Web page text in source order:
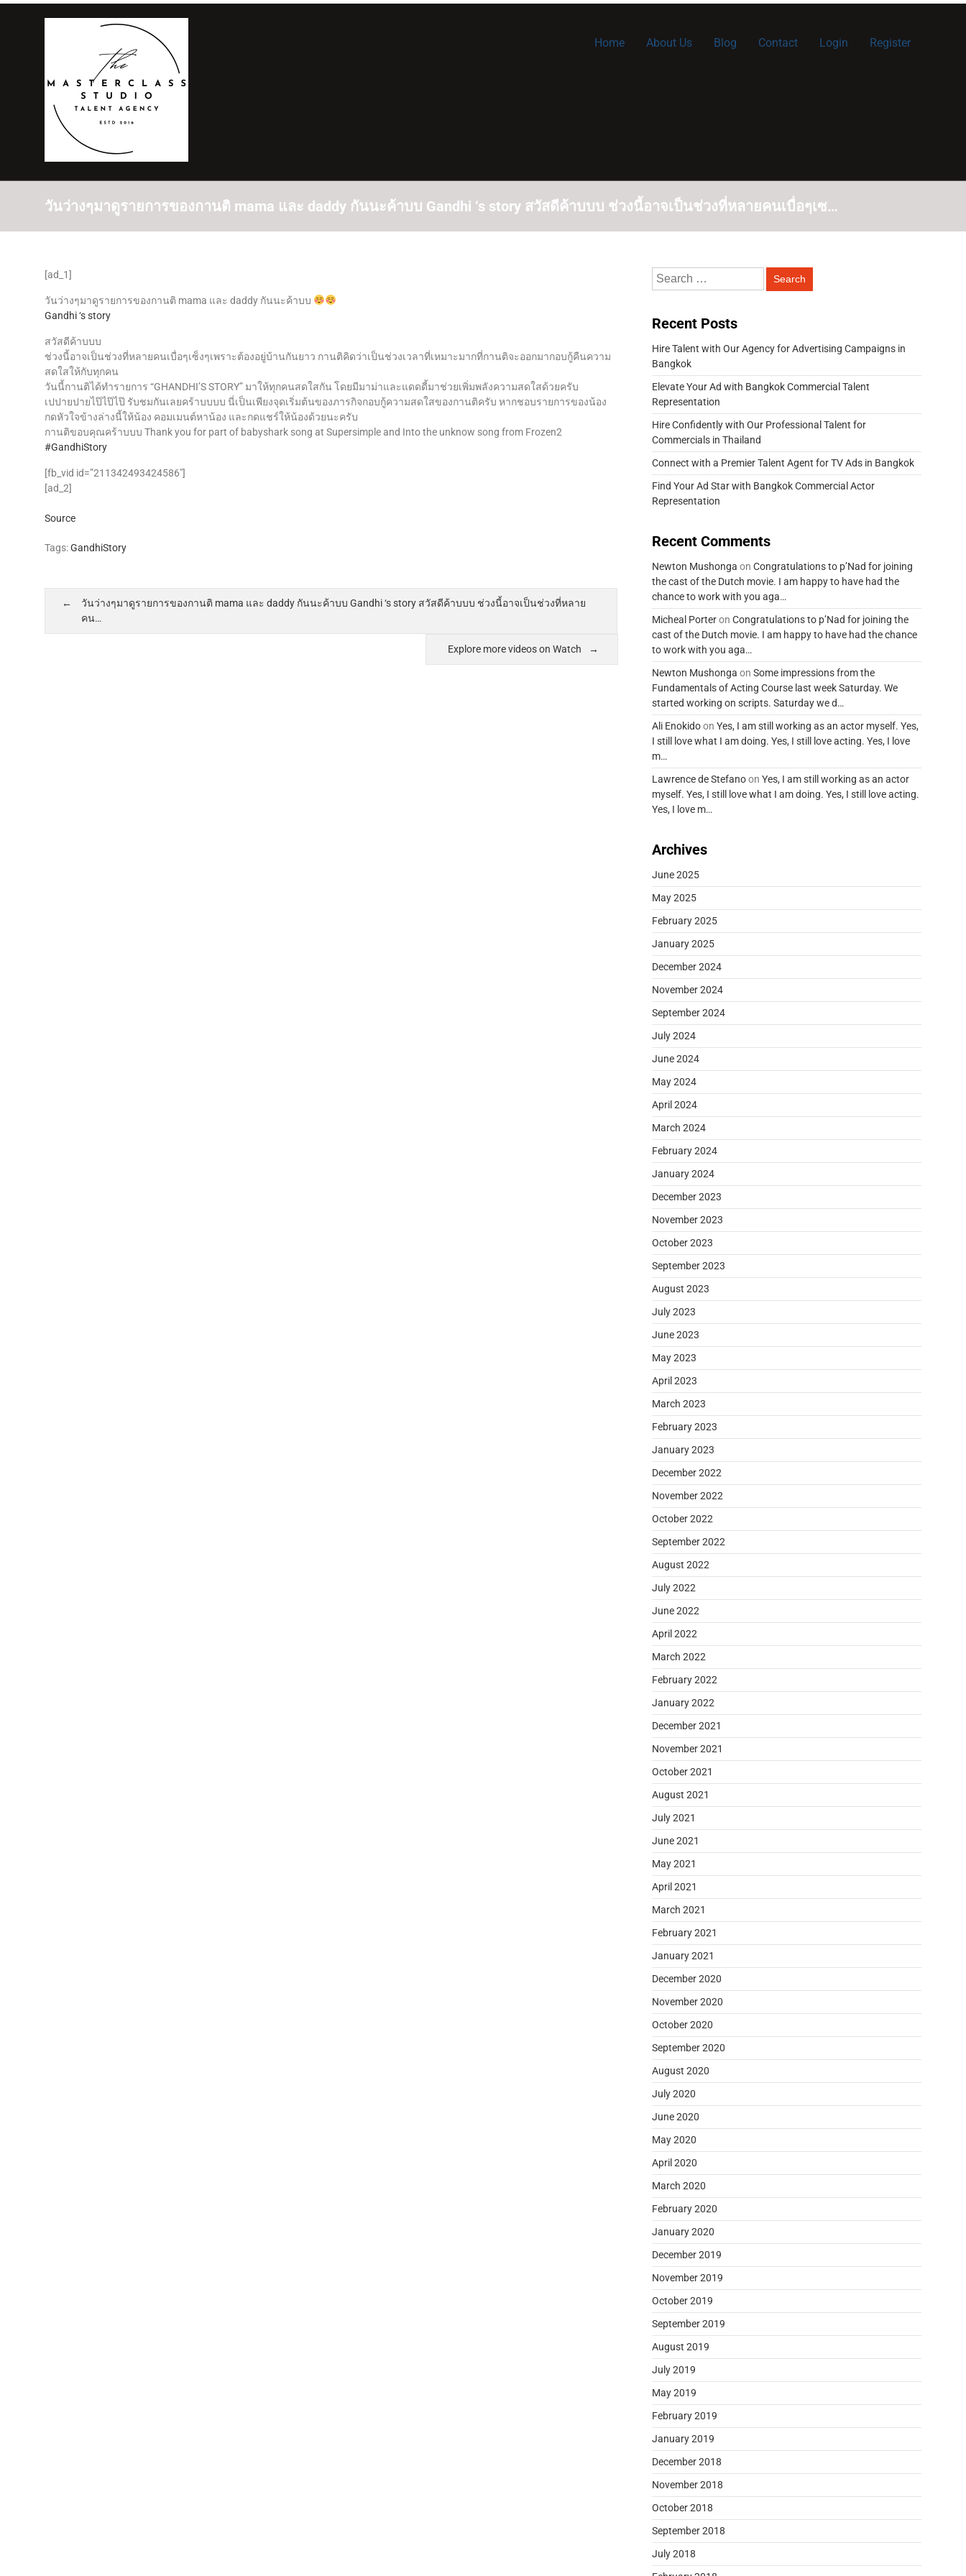
Home About Us Blog Contact Login Register
วันว่างๆมาดูรายการของกานติ mama และ daddy กันนะค้าบบ Gandhi ‘s story สวัสดีค้าบบบ ช่วงนี้อาจเป็นช่วงที่หลายคนเบื่อๆเซ…
[ad_1]
วันว่างๆมาดูรายการของกานติ mama และ daddy กันนะค้าบบ
Gandhi ‘s story
สวัสดีค้าบบบ
ช่วงนี้อาจเป็นช่วงที่หลายคนเบื่อๆเซ็งๆเพราะต้องอยู่บ้านกันยาว กานติคิดว่าเป็นช่วงเวลาที่เหมาะมากที่กานติจะออกมากอบกู้คืนความ
สดใสให้กับทุกคน
วันนี้กานติได้ทำรายการ “GHANDHI’S STORY” มาให้ทุกคนสดใสกัน โดยมีมาม่าและแดดดี้มาช่วยเพิ่มพลังความสดใสด้วยครับ
เปปายปายไป๊ไป๊ไป๊ รับชมกันเลยคร้าบบบบ นี่เป็นเพียงจุดเริ่มต้นของภารกิจกอบกู้ความสดใสของกานติครับ หากชอบรายการของน้อง
กดหัวใจข้างล่างนี้ให้น้อง คอมเมนต์หาน้อง และกดแชร์ให้น้องด้วยนะครับ
กานติขอบคุณคร้าบบบ Thank you for part of babyshark song at Supersimple and Into the unknow song from Frozen2
#GandhiStory
[fb_vid id=”211342493424586″]
[ad_2]
Source
Tags:GandhiStory
วันว่างๆมาดูรายการของกานติ mama และ daddy กันนะค้าบบ Gandhi ‘s story สวัสดีค้าบบบ ช่วงนี้อาจเป็นช่วงที่หลาย
คน…
Explore more videos on Watch
Recent Posts
Hire Talent with Our Agency for Advertising Campaigns in
Bangkok
Elevate Your Ad with Bangkok Commercial Talent
Representation
Hire Confidently with Our Professional Talent for
Commercials in Thailand
Connect with a Premier Talent Agent for TV Ads in Bangkok
Find Your Ad Star with Bangkok Commercial Actor
Representation
Recent Comments
Newton Mushonga onCongratulations to p’Nad for joining
the cast of the Dutch movie. I am happy to have had the
chance to work with you aga…
Micheal PorteronCongratulations to p’Nad for joining the
cast of the Dutch movie. I am happy to have had the chance
to work with you aga…
Newton Mushonga onSome impressions from the
Fundamentals of Acting Course last week Saturday. We
started working on scripts. Saturday we d…
Ali EnokidoonYes, I am still working as an actor myself. Yes,
I still love what I am doing. Yes, I still love acting. Yes, I love
m…
Lawrence de StefanoonYes, I am still working as an actor
myself. Yes, I still love what I am doing. Yes, I still love acting.
Yes, I love m…
Archives
June 2025
May 2025
February 2025
January 2025
December 2024
November 2024
September 2024
July 2024
June 2024
May 2024
April 2024
March 2024
February 2024
January 2024
December 2023
November 2023
October 2023
September 2023
August 2023
July 2023
June 2023
May 2023
April 2023
March 2023
February 2023
January 2023
December 2022
November 2022
October 2022
September 2022
August 2022
July 2022
June 2022
April 2022
March 2022
February 2022
January 2022
December 2021
November 2021
October 2021
August 2021
July 2021
June 2021
May 2021
April 2021
March 2021
February 2021
January 2021
December 2020
November 2020
October 2020
September 2020
August 2020
July 2020
June 2020
May 2020
April 2020
March 2020
February 2020
January 2020
December 2019
November 2019
October 2019
September 2019
August 2019
July 2019
May 2019
February 2019
January 2019
December 2018
November 2018
October 2018
September 2018
July 2018